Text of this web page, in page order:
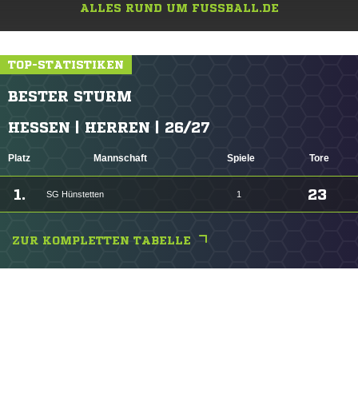
ALLES RUND UM FUSSBALL.DE
TOP-STATISTIKEN
BESTER STURM
HESSEN | HERREN | 26/27
Platz Mannschaft Spiele Tore
1. SG Hünstetten 1 23
ZUR KOMPLETTEN TABELLE